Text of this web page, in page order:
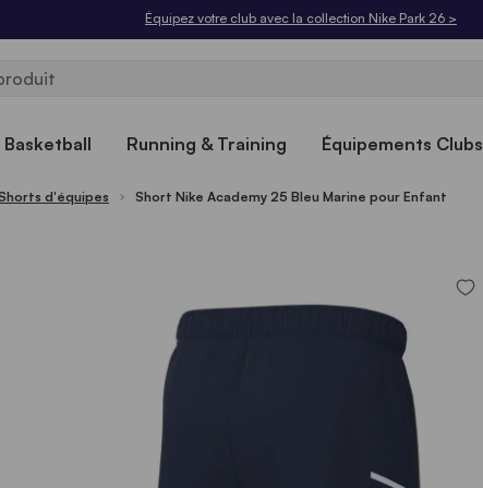
Équipez votre club avec la collection Nike Park 26 >
Basketball Running & Training Équipements Clubs
d'équipes Short Nike Academy 25 Bleu Marine pour Enfant